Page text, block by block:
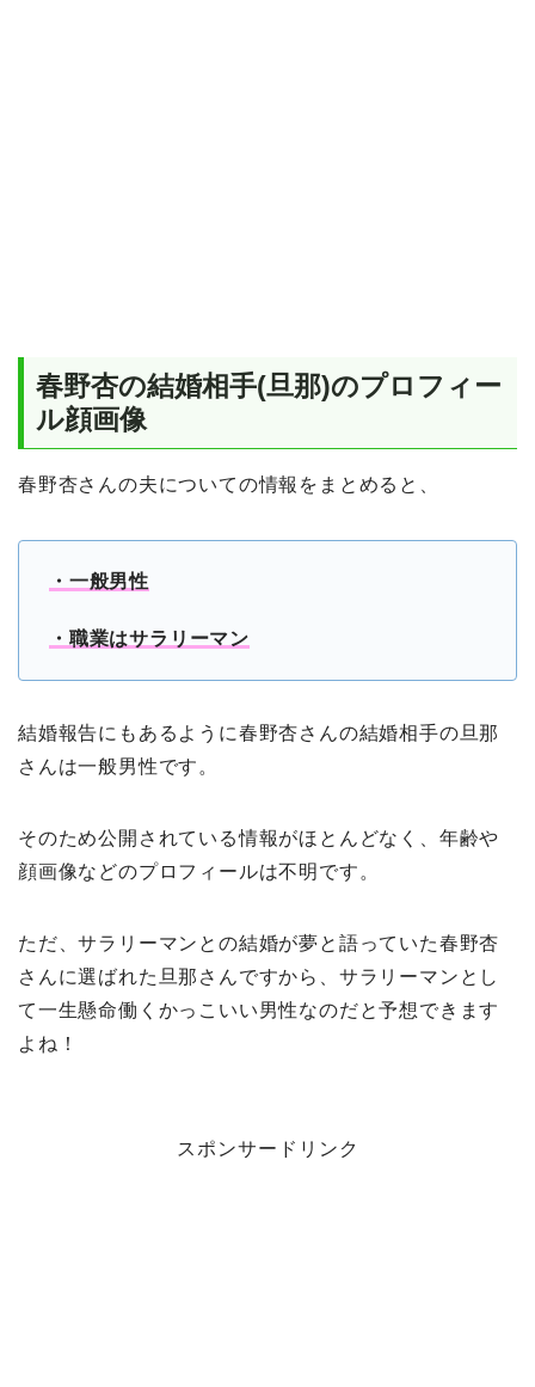
春野杏の結婚相手(旦那)のプロフィー
ル顔画像
春野杏さんの夫についての情報をまとめると、
・一般男性
・ 職業はサラリーマン
結婚報告にもあるように春野杏さんの結婚相手の旦那
さんは一般男性です。
そのため公開されている情報がほとんどなく、年齢や
顔画像などのプロフィールは不明です。
ただ、サラリーマンとの結婚が夢と語っていた春野杏
さんに選ばれた旦那さんですから、サラリーマンとし
て一生懸命働くかっこいい男性なのだと予想できます
よね！
スポンサードリンク